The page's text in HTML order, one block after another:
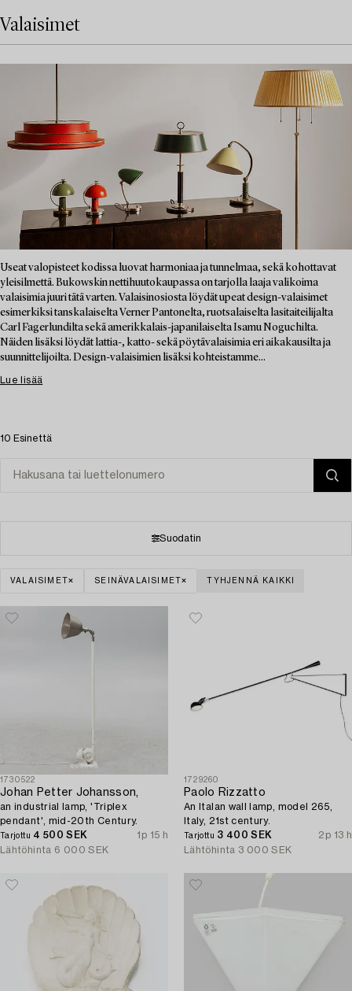
Valaisimet
Useat valopisteet kodissa luovat harmoniaa ja tunnelmaa, sekä kohottavat
yleisilmettä. Bukowskin nettihuutokaupassa on tarjolla laaja valikoima
valaisimia juuri tätä varten. Valaisinosiosta löydät upeat design-valaisimet
esimerkiksi tanskalaiselta Verner Pantonelta, ruotsalaiselta lasitaiteilijalta
Carl Fagerlundilta sekä amerikkalais-japanilaiselta Isamu Noguchilta.
Näiden lisäksi löydät lattia-, katto- sekä pöytävalaisimia eri aikakausilta ja
suunnittelijoilta. Design-valaisimien lisäksi kohteistamme...
Lue lisää
10 Esinettä
Suodatin
VALAISIMET SEINÄVALAISIMET TYHJENNÄ KAIKKI
1730522
Johan Petter Johansson,
an industrial lamp, 'Triplex
pendant', mid-20th Century.
Tarjottu 4 500 SEK
1p 15 h
Lähtöhinta 6 000 SEK
1729260
Paolo Rizzatto
An Italan wall lamp, model 265,
Italy, 21st century.
Tarjottu 3 400 SEK
2p 13 h
Lähtöhinta 3 000 SEK